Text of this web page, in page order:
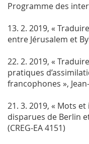
Programme des
13. 2. 2019, «
entre Jérusalem et
22. 2. 2019, «
pratiques
francophones »,
21. 3. 2019, « Mots
disparues de Berlin
(CREG-EA 4151)